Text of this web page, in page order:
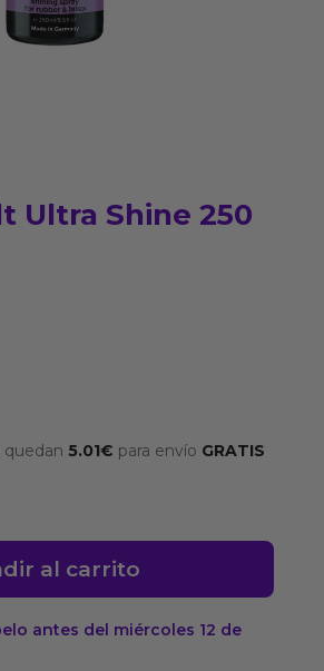
Ultra Shine 250
quedan 5.01€ para envío GRATIS
al carrito
antes del miércoles 12 de